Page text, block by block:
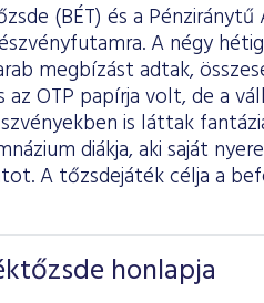
(BÉT) és a
A négy
megbízást adtak,
OTP papírja volt, de a
is láttak
diákja, aki saját
A tőzsdejáték célja a
honlapja